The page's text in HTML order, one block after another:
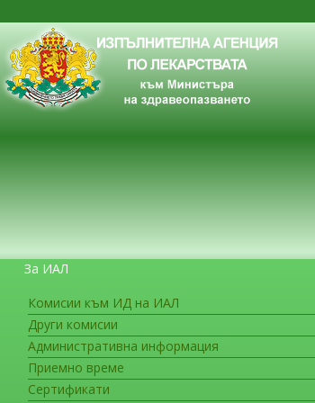
За ИАЛ
Комисии към ИД на ИАЛ
Други комисии
Административна информация
Приемно време
Сертификати
ЗА ГРАЖДАНИТЕ